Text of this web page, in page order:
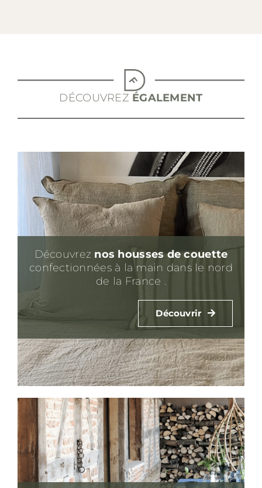
DÉCOUVREZ ÉGALEMENT
Découvrez nos housses de couette
confectionnées à la main dans le nord
de la France .
Découvrir